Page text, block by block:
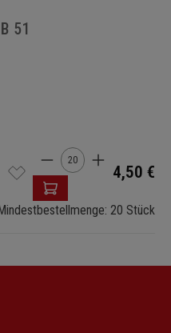
51
Produkt Anzahl:
4,50 €
20 Stück